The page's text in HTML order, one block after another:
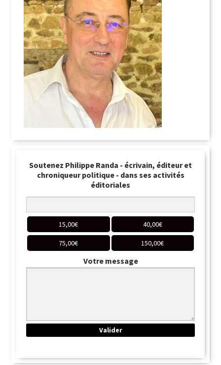
Soutenez Philippe Randa - écrivain, éditeur et
chroniqueur politique - dans ses activités
éditoriales
15,00€ 40,00€
75,00€ 150,00€
Votre message